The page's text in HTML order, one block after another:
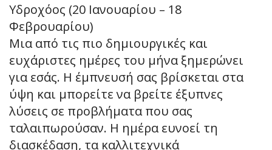
Υδροχόος (20 Ιανουαρίου – 18
Φεβρουαρίου)
Μια από τις πιο δημιουργικές και
ευχάριστες ημέρες του μήνα ξημερώνει
για εσάς. Η έμπνευσή σας βρίσκεται στα
ύψη και μπορείτε να βρείτε έξυπνες
λύσεις σε προβλήματα που σας
ταλαιπωρούσαν. Η ημέρα ευνοεί τη
διασκέδαση, τα καλλιτεχνικά